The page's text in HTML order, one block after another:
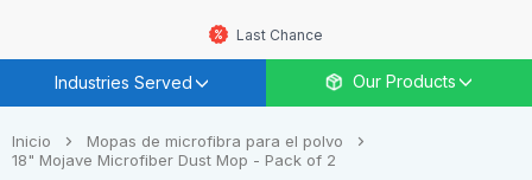
Last Chance
Industries Served Our Products
Inicio
Mopas de microfibra para el polvo
18" Mojave Microfiber Dust Mop - Pack of 2